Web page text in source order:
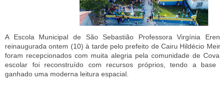
A Escola Municipal de São Sebastião Professora Virgínia
reinaugurada ontem (10) à tarde pelo prefeito de Cairu Hildécio
foram recepcionados com muita alegria pela comunidade de
escolar foi reconstruído com recursos próprios, tendo a base
ganhado uma moderna leitura espacial.